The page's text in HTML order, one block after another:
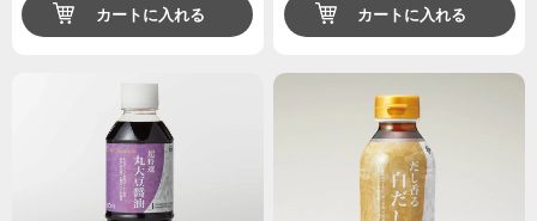
カートに入れる カートに入れる